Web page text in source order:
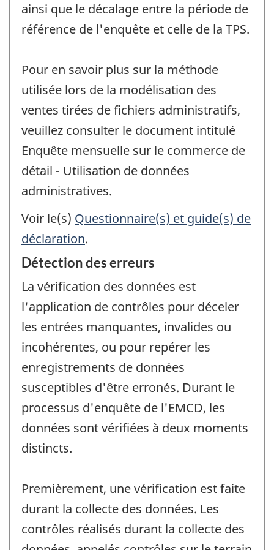
ainsi que le décalage entre la période de
référence de l'enquête et celle de la TPS.
Pour en savoir plus sur la méthode
utilisée lors de la modélisation des
ventes tirées de fichiers administratifs,
veuillez consulter le document intitulé
Enquête mensuelle sur le commerce de
détail - Utilisation de données
administratives.
Voir le(s) Questionnaire(s) et guide(s) de
déclaration.
Détection des erreurs
La vérification des données est
l'application de contrôles pour déceler
les entrées manquantes, invalides ou
incohérentes, ou pour repérer les
enregistrements de données
susceptibles d'être erronés. Durant le
processus d'enquête de l'EMCD, les
données sont vérifiées à deux moments
distincts.
Premièrement, une vérification est faite
durant la collecte des données. Les
contrôles réalisés durant la collecte des